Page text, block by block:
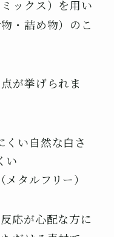
ックス）を用い
・詰め物）のこ
が挙げられま
くい自然な白さ
い
タルフリー）
応が心配な方に